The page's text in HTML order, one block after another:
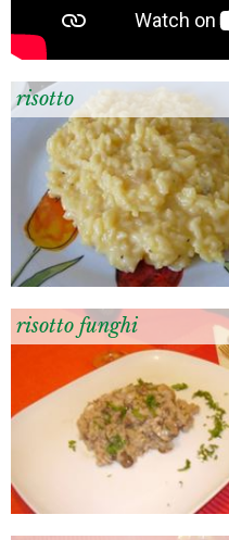
risotto
risotto funghi